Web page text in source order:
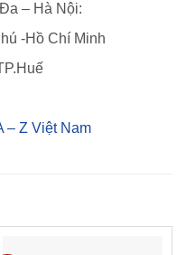
– Hà Nội:
-Hồ Chí Minh
– Z Việt Nam